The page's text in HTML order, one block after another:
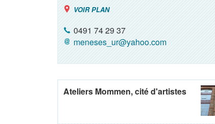
VOIR PLAN
0491 74 29 37
meneses_ur@yahoo.com
Ateliers Mommen, cité d'artistes